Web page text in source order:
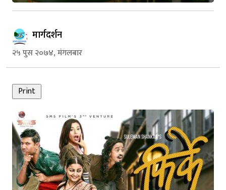
मार्गदर्शन
२५ पुस २०७४, मंगलबार